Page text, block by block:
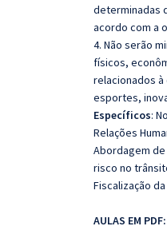
determinadas
acordo com a
4. Não serão
físicos,
relacionados
esportes,
Específicos:
Relações
Abordagem
risco no
Fiscalização
AULAS EM PDF: